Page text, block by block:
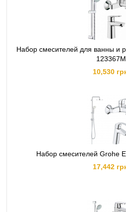
Набор смесителей для ванны и
123367M
10,530
Набор смесителей Grohe
17,442